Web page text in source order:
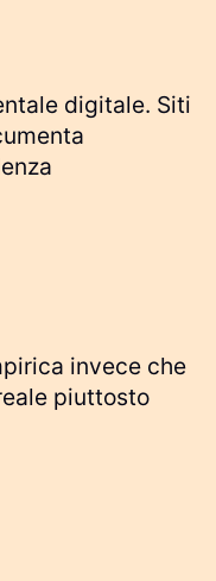
digitale. Siti
invece che
piuttosto